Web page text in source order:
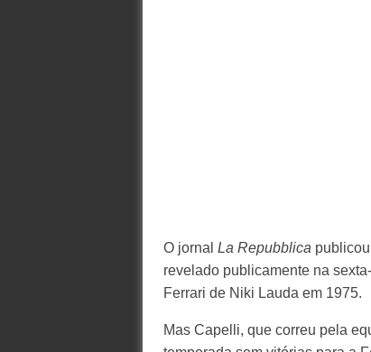
O jornal La Repubblica
revelado publicamente na
Ferrari de Niki Lauda em 1975.
Mas Capelli, que correu pela